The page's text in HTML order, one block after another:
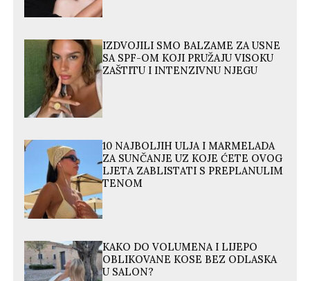
IZDVOJILI SMO BALZAME ZA USNE
SA SPF-OM KOJI PRUŽAJU VISOKU
ZAŠTITU I INTENZIVNU NJEGU
10 NAJBOLJIH ULJA I MARMELADA
ZA SUNČANJE UZ KOJE ĆETE OVOG
LJETA ZABLISTATI S PREPLANULIM
TENOM
KAKO DO VOLUMENA I LIJEPO
OBLIKOVANE KOSE BEZ ODLASKA
U SALON?